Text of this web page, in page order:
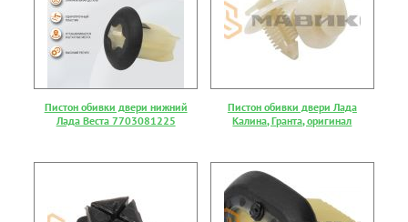
Пистон обивки двери нижний
Лада Веста 7703081225
Пистон обивки двери Лада
Калина, Гранта, оригинал